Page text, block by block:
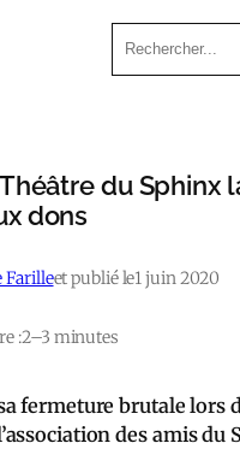
du Sphinx
dons
Farilleet publié le1 juin 2020
:2–3 minutes
fermeture brutale lors
des amis du